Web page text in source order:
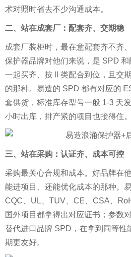
术对照时省去不少沟通成本。
二、站在成套厂：配套齐、交期稳
成套厂装柜时，最在意配套齐不齐
保护器品牌对他们来说，是 SPD
一起买齐、按 II 类配合到位，且交
的那种。易造的 SPD 都有对应的
套供货，标准库存型号一般 1-3 天
小时出库，排产紧的项目也接得住。
三、站在采购：认证齐、成本可控
采购最关心合规和成本。好品牌在
能进项目、还能优化成本的那种。
CQC、UL、TUV、CE、CSA、
国外项目都拿得出对应证书；参数
替代进口品牌 SPD，在拿到同等性
期更友好。